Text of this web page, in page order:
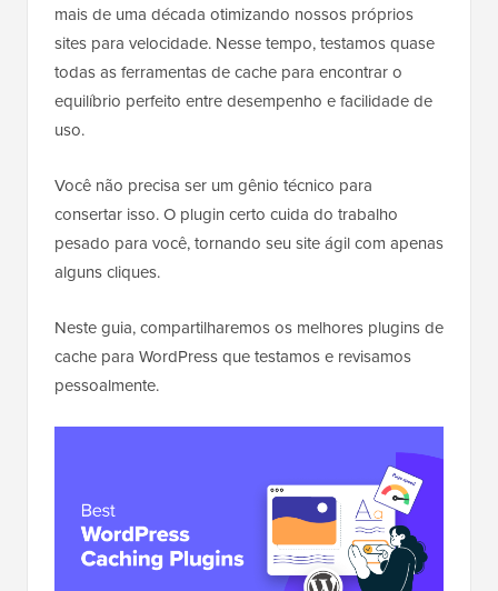
mais de uma década otimizando nossos próprios
sites para velocidade. Nesse tempo, testamos quase
todas as ferramentas de cache para encontrar o
equilíbrio perfeito entre desempenho e facilidade de
uso.
Você não precisa ser um gênio técnico para
consertar isso. O plugin certo cuida do trabalho
pesado para você, tornando seu site ágil com apenas
alguns cliques.
Neste guia, compartilharemos os melhores plugins de
cache para WordPress que testamos e revisamos
pessoalmente.